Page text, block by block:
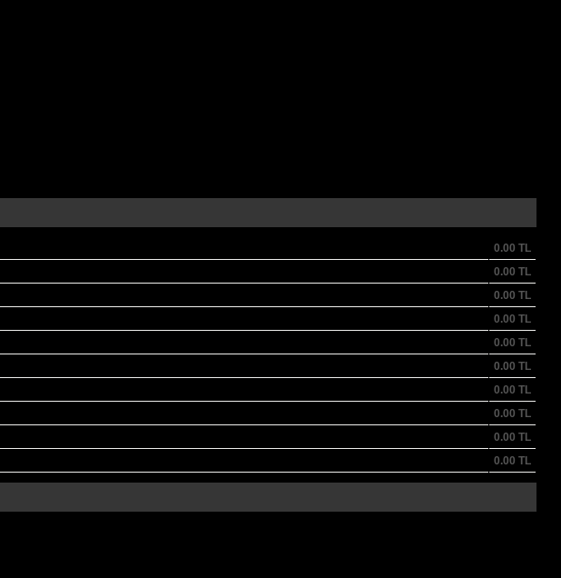
0.00 TL
0.00 TL
0.00 TL
0.00 TL
0.00 TL
0.00 TL
0.00 TL
0.00 TL
0.00 TL
0.00 TL